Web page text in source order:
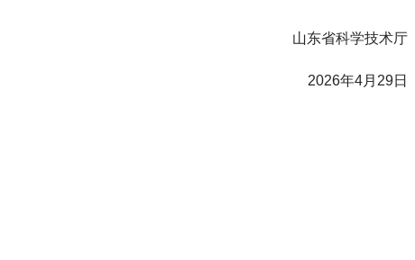
山东省科学技术厅
2026年4月29日